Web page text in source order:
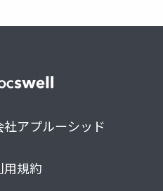
アプルーシッド
用規約